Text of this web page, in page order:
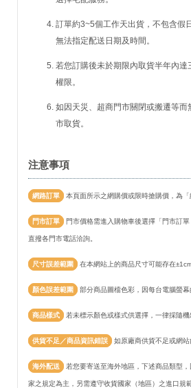
訂單約3~5個工作天出貨，不包含假
無法指定配送日期及時間。
若您訂購後未於期限內取貨半年內
權限。
如因天災、超商門市關閉或搬遷等
市取貨。
注意事項
網路訂單 本頁面所示之網購價或限時搶購價，為
門市訂單 門市價格需進入購物車後選擇「門市訂
直撥各門市電話洽詢。
尺寸誤差範圍 在本網站上的商品尺寸可能存在
顏色誤差範圍 部分商品圖檔色彩，因每台電腦螢
商品樣式 若未標示顏色或樣式供選擇，一律採隨
供貨不足／商品資訊錯誤 如原廠商供貨不足或網
海外配送 若您要寄送至海外地區，下述商品類型
家之規定為主，另需遵守收貨國家（地區）之進口規